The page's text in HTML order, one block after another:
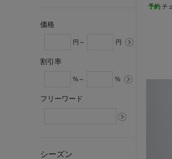
価格
円～ 円
割引率
%～ %
フリーワード
シーズン
予約 チ